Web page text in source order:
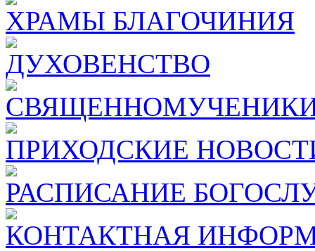
ХРАМЫ БЛАГОЧИНИЯ
ДУХОВЕНСТВО
ПРИХОДСКИЕ
РАСПИСАНИЕ
КОНТАКТНАЯ